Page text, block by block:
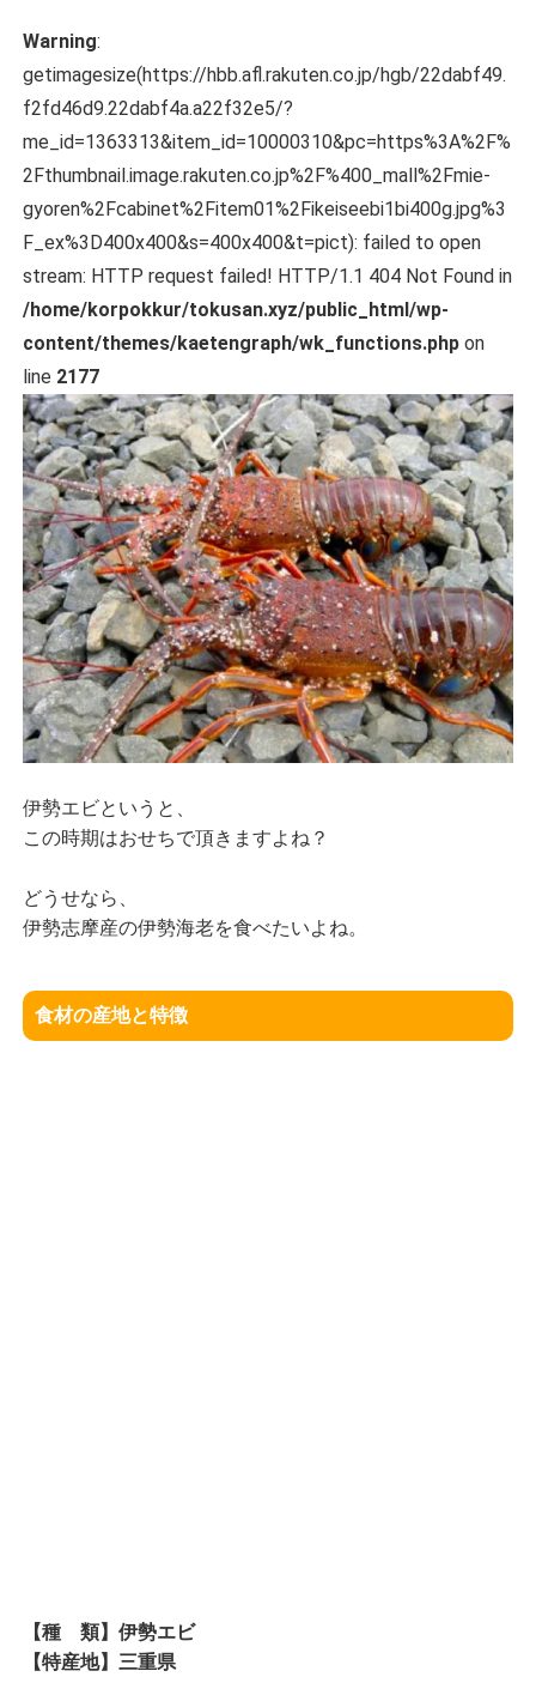
Warning:
getimagesize(https://hbb.afl.rakuten.co.jp/hgb/22dabf49.
f2fd46d9.22dabf4a.a22f32e5/?
me_id=1363313&item_id=10000310&pc=https%3A%2F%
2Fthumbnail.image.rakuten.co.jp%2F%400_mall%2Fmie-
gyoren%2Fcabinet%2Fitem01%2Fikeiseebi1bi400g.jpg%3
F_ex%3D400x400&s=400x400&t=pict): failed to open
stream: HTTP request failed! HTTP/1.1 404 Not Found in
/home/korpokkur/tokusan.xyz/public_html/wp-
content/themes/kaetengraph/wk_functions.php on
line 2177
伊勢エビというと、
この時期はおせちで頂きますよね？
どうせなら、
伊勢志摩産の伊勢海老を食べたいよね。
食材の産地と特徴
【種 類】伊勢エビ
【特産地】三重県